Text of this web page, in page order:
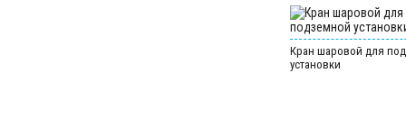
Кран шаровой для
установки